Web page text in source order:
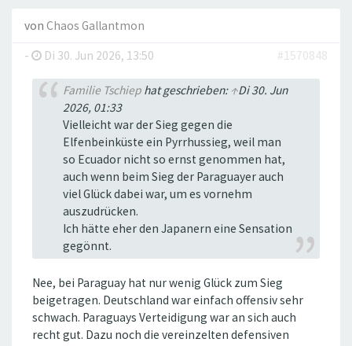
von Chaos Gallantmon
-
Di 30. Jun 2026, 13:50 #1570848
Familie Tschiephat geschrieben: ↑Di 30. Jun
2026, 01:33
Vielleicht war der Sieg gegen die
Elfenbeinküste ein Pyrrhussieg, weil man
so Ecuador nicht so ernst genommen hat,
auch wenn beim Sieg der Paraguayer auch
viel Glück dabei war, um es vornehm
auszudrücken.
Ich hätte eher den Japanern eine Sensation
gegönnt.
Nee, bei Paraguay hat nur wenig Glück zum Sieg
beigetragen. Deutschland war einfach offensiv sehr
schwach. Paraguays Verteidigung war an sich auch
recht gut. Dazu noch die vereinzelten defensiven